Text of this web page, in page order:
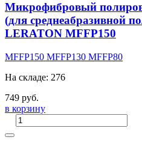
Микрофибровый
(для среднеабразивной
LERATON MFFP150
MFFP150 MFFP130 MFFP80
На складе: 276
749 руб.
в корзину